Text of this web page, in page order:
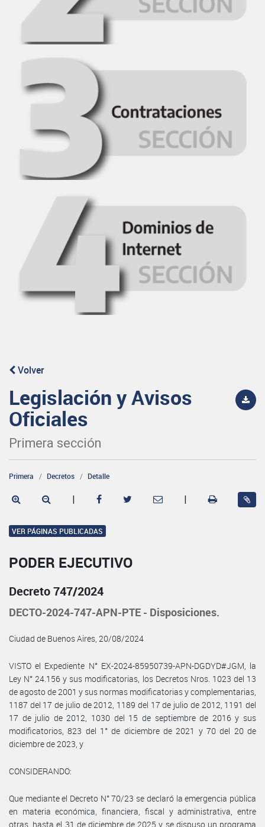
Volver
Legislación y Avisos
Oficiales
Primera sección
Primera Decretos Detalle
| |
VER PÁGINAS PUBLICADAS
PODER EJECUTIVO
Decreto 747/2024
DECTO-2024-747-APN-PTE - Disposiciones.
Ciudad de Buenos Aires, 20/08/2024
VISTO el Expediente N° EX-2024-85950739-APN-DGDYD#JGM, la
Ley N° 24.156 y sus modificatorias, los Decretos Nros. 1023 del 13
de agosto de 2001 y sus normas modificatorias y complementarias,
1187 del 17 de julio de 2012, 1189 del 17 de julio de 2012, 1191 del
17 de julio de 2012, 1030 del 15 de septiembre de 2016 y sus
modificatorios, 823 del 1° de diciembre de 2021 y 70 del 20 de
diciembre de 2023, y
CONSIDERANDO:
Que mediante el Decreto N° 70/23 se declaró la emergencia pública
en materia económica, financiera, fiscal y administrativa, entre
otras, hasta el 31 de diciembre de 2025 y se dispuso un programa